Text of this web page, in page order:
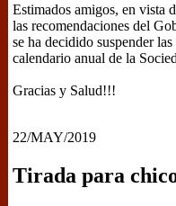
Estimados amigos, en vista
las recomendaciones del
se ha decidido suspender
calendario anual de la
Gracias y Salud!!!
22/MAY/2019
Tirada para